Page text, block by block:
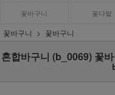
꽃바구니 꽃다발
꽃바구니 꽃바구니
혼합바구니 (b_0069) 꽃